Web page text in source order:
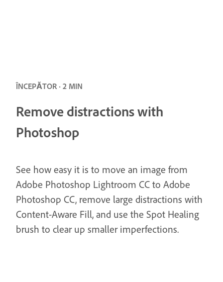
ÎNCEPĂTOR · 2 MIN
Remove distractions with
Photoshop
See how easy it is to move an image from
Adobe Photoshop Lightroom CC to Adobe
Photoshop CC, remove large distractions with
Content-Aware Fill, and use the Spot Healing
brush to clear up smaller imperfections.